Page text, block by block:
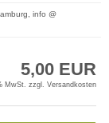
5,00 EUR
MwSt. zzgl. Versandkosten
info @